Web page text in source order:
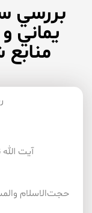
بررسي
يماني
آيت
حجت‌الاسلام